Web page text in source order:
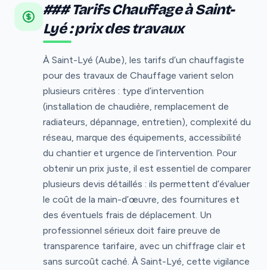
### Tarifs Chauffage à Saint-
Lyé : prix des travaux
À Saint-Lyé (Aube), les tarifs d’un chauffagiste
pour des travaux de Chauffage varient selon
plusieurs critères : type d’intervention
(installation de chaudière, remplacement de
radiateurs, dépannage, entretien), complexité du
réseau, marque des équipements, accessibilité
du chantier et urgence de l’intervention. Pour
obtenir un prix juste, il est essentiel de comparer
plusieurs devis détaillés : ils permettent d’évaluer
le coût de la main-d’œuvre, des fournitures et
des éventuels frais de déplacement. Un
professionnel sérieux doit faire preuve de
transparence tarifaire, avec un chiffrage clair et
sans surcoût caché. À Saint-Lyé, cette vigilance